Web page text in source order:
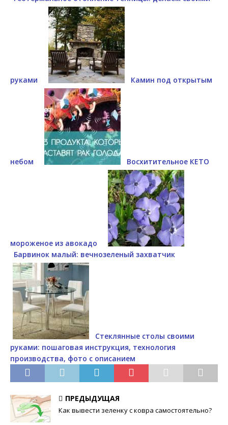
руками Камин под открытым
небом Восхитительное КЕТО
мороженое из авокадо
Барвинок малый: вечнозеленый захватчик
Стеклянные столы своими
руками: пошаговая инструкция, технология
производства, фото с описанием
ПРЕДЫДУЩАЯ
Как вывести зеленку с ковра самостоятельно?